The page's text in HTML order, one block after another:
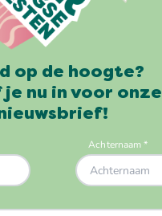
op de hoogte?
je nu in voor onze